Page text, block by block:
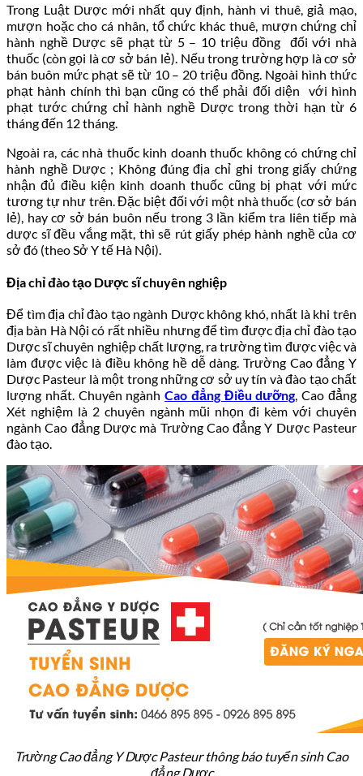
Trong Luật Dược mới nhất quy định, hành vi thuê, giả mạo,
mượn hoặc cho cá nhân, tổ chức khác thuê, mượn chứng chỉ
hành nghề Dược sẽ phạt từ 5 – 10 triệu đồng đối với nhà
thuốc (còn gọi là cơ sở bán lẻ). Nếu trong trường hợp là cơ sở
bán buôn mức phạt sẽ từ 10 – 20 triệu đồng. Ngoài hình thức
phạt hành chính thì bạn cũng có thể phải đối diện với hình
phạt tước chứng chỉ hành nghề Dược trong thời hạn từ 6
tháng đến 12 tháng.
Ngoài ra, các nhà thuốc kinh doanh thuốc không có chứng chỉ
hành nghề Dược ; Không đúng địa chỉ ghi trong giấy chứng
nhận đủ điều kiện kinh doanh thuốc cũng bị phạt với mức
tương tự như trên. Đặc biệt đối với một nhà thuốc (cơ sở bán
lẻ), hay cơ sở bán buôn nếu trong 3 lần kiểm tra liên tiếp mà
dược sĩ đều vắng mặt, thì sẽ rút giấy phép hành nghề của cơ
sở đó (theo Sở Y tế Hà Nội).
Địa chỉ đào tạo Dược sĩ chuyên nghiệp
Để tìm địa chỉ đào tạo ngành Dược không khó, nhất là khi trên
địa bàn Hà Nội có rất nhiều nhưng để tìm được địa chỉ đào tạo
Dược sĩ chuyên nghiệp chất lượng, ra trường tìm được việc và
làm được việc là điều không hề dễ dàng. Trường Cao đẳng Y
Dược Pasteur là một trong những cơ sở uy tín và đào tạo chất
lượng nhất. Chuyên ngànhCao đẳng Điều dưỡng, Cao đẳng
Xét nghiệm là 2 chuyên ngành mũi nhọn đi kèm với chuyên
ngành Cao đẳng Dược mà Trường Cao đẳng Y Dược Pasteur
đào tạo.
Trường Cao đẳng Y Dược Pasteur thông báo tuyển sinh Cao
đẳng Dược